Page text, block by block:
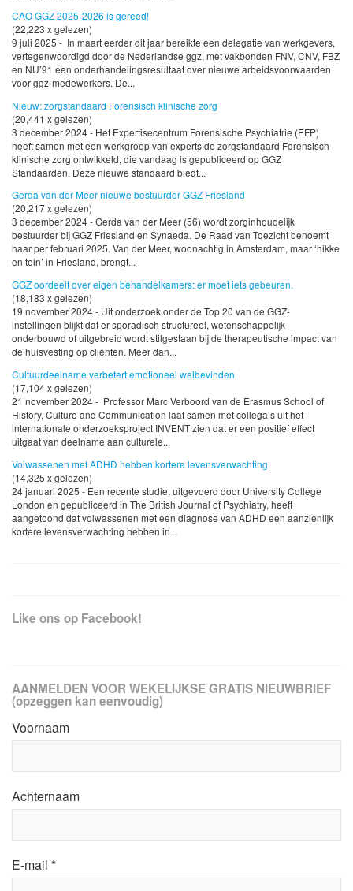
CAO GGZ 2025-2026 is gereed!
(22,223 x gelezen)
9 juli 2025 - In maart eerder dit jaar bereikte een delegatie van werkgevers,
vertegenwoordigd door de Nederlandse ggz, met vakbonden FNV, CNV, FBZ
en NU’91 een onderhandelingsresultaat over nieuwe arbeidsvoorwaarden
voor ggz-medewerkers. De...
Nieuw: zorgstandaard Forensisch klinische zorg
(20,441 x gelezen)
3 december 2024 - Het Expertisecentrum Forensische Psychiatrie (EFP)
heeft samen met een werkgroep van experts de zorgstandaard Forensisch
klinische zorg ontwikkeld, die vandaag is gepubliceerd op GGZ
Standaarden. Deze nieuwe standaard biedt...
Gerda van der Meer nieuwe bestuurder GGZ Friesland
(20,217 x gelezen)
3 december 2024 - Gerda van der Meer (56) wordt zorginhoudelijk
bestuurder bij GGZ Friesland en Synaeda. De Raad van Toezicht benoemt
haar per februari 2025. Van der Meer, woonachtig in Amsterdam, maar ‘hikke
en tein’ in Friesland, brengt...
GGZ oordeelt over eigen behandelkamers: er moet iets gebeuren.
(18,183 x gelezen)
19 november 2024 - Uit onderzoek onder de Top 20 van de GGZ-
instellingen blijkt dat er sporadisch structureel, wetenschappelijk
onderbouwd of uitgebreid wordt stilgestaan bij de therapeutische impact van
de huisvesting op cliënten. Meer dan...
Cultuurdeelname verbetert emotioneel welbevinden
(17,104 x gelezen)
21 november 2024 - Professor Marc Verboord van de Erasmus School of
History, Culture and Communication laat samen met collega’s uit het
internationale onderzoeksproject INVENT zien dat er een positief effect
uitgaat van deelname aan culturele...
Volwassenen met ADHD hebben kortere levensverwachting
(14,325 x gelezen)
24 januari 2025 - Een recente studie, uitgevoerd door University College
London en gepubliceerd in The British Journal of Psychiatry, heeft
aangetoond dat volwassenen met een diagnose van ADHD een aanzienlijk
kortere levensverwachting hebben in...
Like ons op Facebook!
AANMELDEN VOOR WEKELIJKSE GRATIS NIEUWBRIEF
(opzeggen kan eenvoudig)
Voornaam
Achternaam
E-mail *